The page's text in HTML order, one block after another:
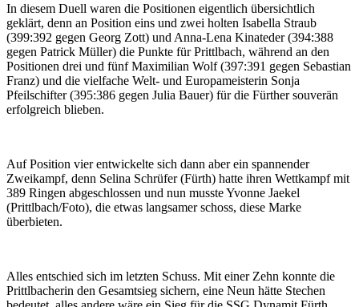
In diesem Duell waren die Positionen eigentlich übersichtlich
geklärt, denn an Position eins und zwei holten Isabella Straub
(399:392 gegen Georg Zott) und Anna-Lena Kinateder (394:388
gegen Patrick Müller) die Punkte für Prittlbach, während an den
Positionen drei und fünf Maximilian Wolf (397:391 gegen Sebastian
Franz) und die vielfache Welt- und Europameisterin Sonja
Pfeilschifter (395:386 gegen Julia Bauer) für die Fürther souverän
erfolgreich blieben.
Auf Position vier entwickelte sich dann aber ein spannender
Zweikampf, denn Selina Schrüfer (Fürth) hatte ihren Wettkampf mit
389 Ringen abgeschlossen und nun musste Yvonne Jaekel
(Prittlbach/Foto), die etwas langsamer schoss, diese Marke
überbieten.
Alles entschied sich im letzten Schuss. Mit einer Zehn konnte die
Prittlbacherin den Gesamtsieg sichern, eine Neun hätte Stechen